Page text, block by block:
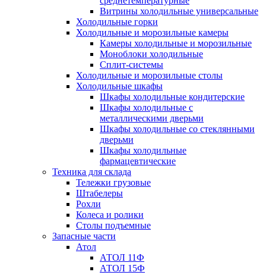
Витрины холодильные универсальные
Холодильные горки
Холодильные и морозильные камеры
Камеры холодильные и морозильные
Моноблоки холодильные
Сплит-системы
Холодильные и морозильные столы
Холодильные шкафы
Шкафы холодильные кондитерские
Шкафы холодильные с
металлическими дверьми
Шкафы холодильные со стеклянными
дверьми
Шкафы холодильные
фармацевтические
Техника для склада
Тележки грузовые
Штабелеры
Рохли
Колеса и ролики
Столы подъемные
Запасные части
Атол
АТОЛ 11Ф
АТОЛ 15Ф